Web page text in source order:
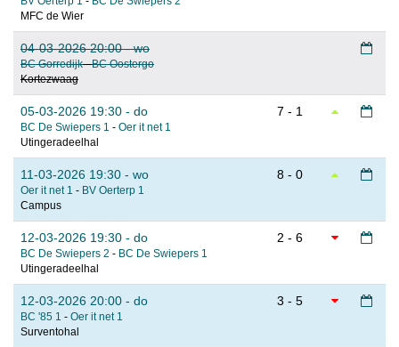
MFC de Wier
04-03-2026 20:00 - wo
BC Gorredijk-BC Oostergo
Kortezwaag
05-03-2026 19:30 - do
BC De Swiepers 1 - Oer it net 1
Utingeradeelhal
7 - 1
11-03-2026 19:30 - wo
Oer it net 1 - BV Oerterp 1
Campus
8 - 0
12-03-2026 19:30 - do
BC De Swiepers 2 - BC De Swiepers 1
Utingeradeelhal
2 - 6
12-03-2026 20:00 - do
BC '85 1 - Oer it net 1
Surventohal
3 - 5